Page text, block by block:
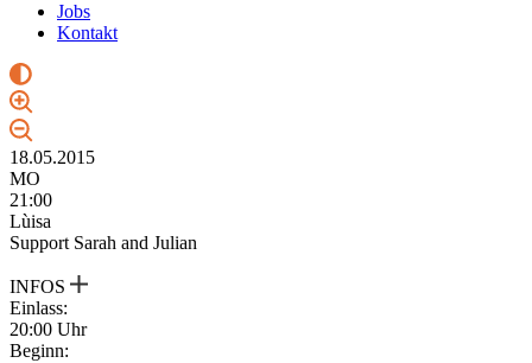
Jobs
Kontakt
18.05.2015
MO
21:00
Lùisa
Support Sarah and Julian
INFOS
Einlass:
20:00 Uhr
Beginn: